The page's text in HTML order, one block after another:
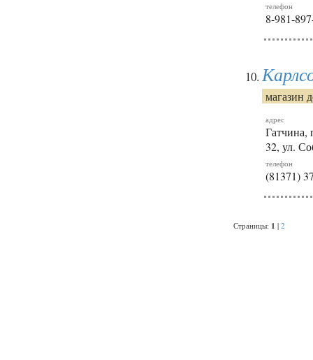
телефон
8-981-
магазин
адрес
Гатчина,
32, ул.
телефон
(81371)
Страницы: 1 | 2